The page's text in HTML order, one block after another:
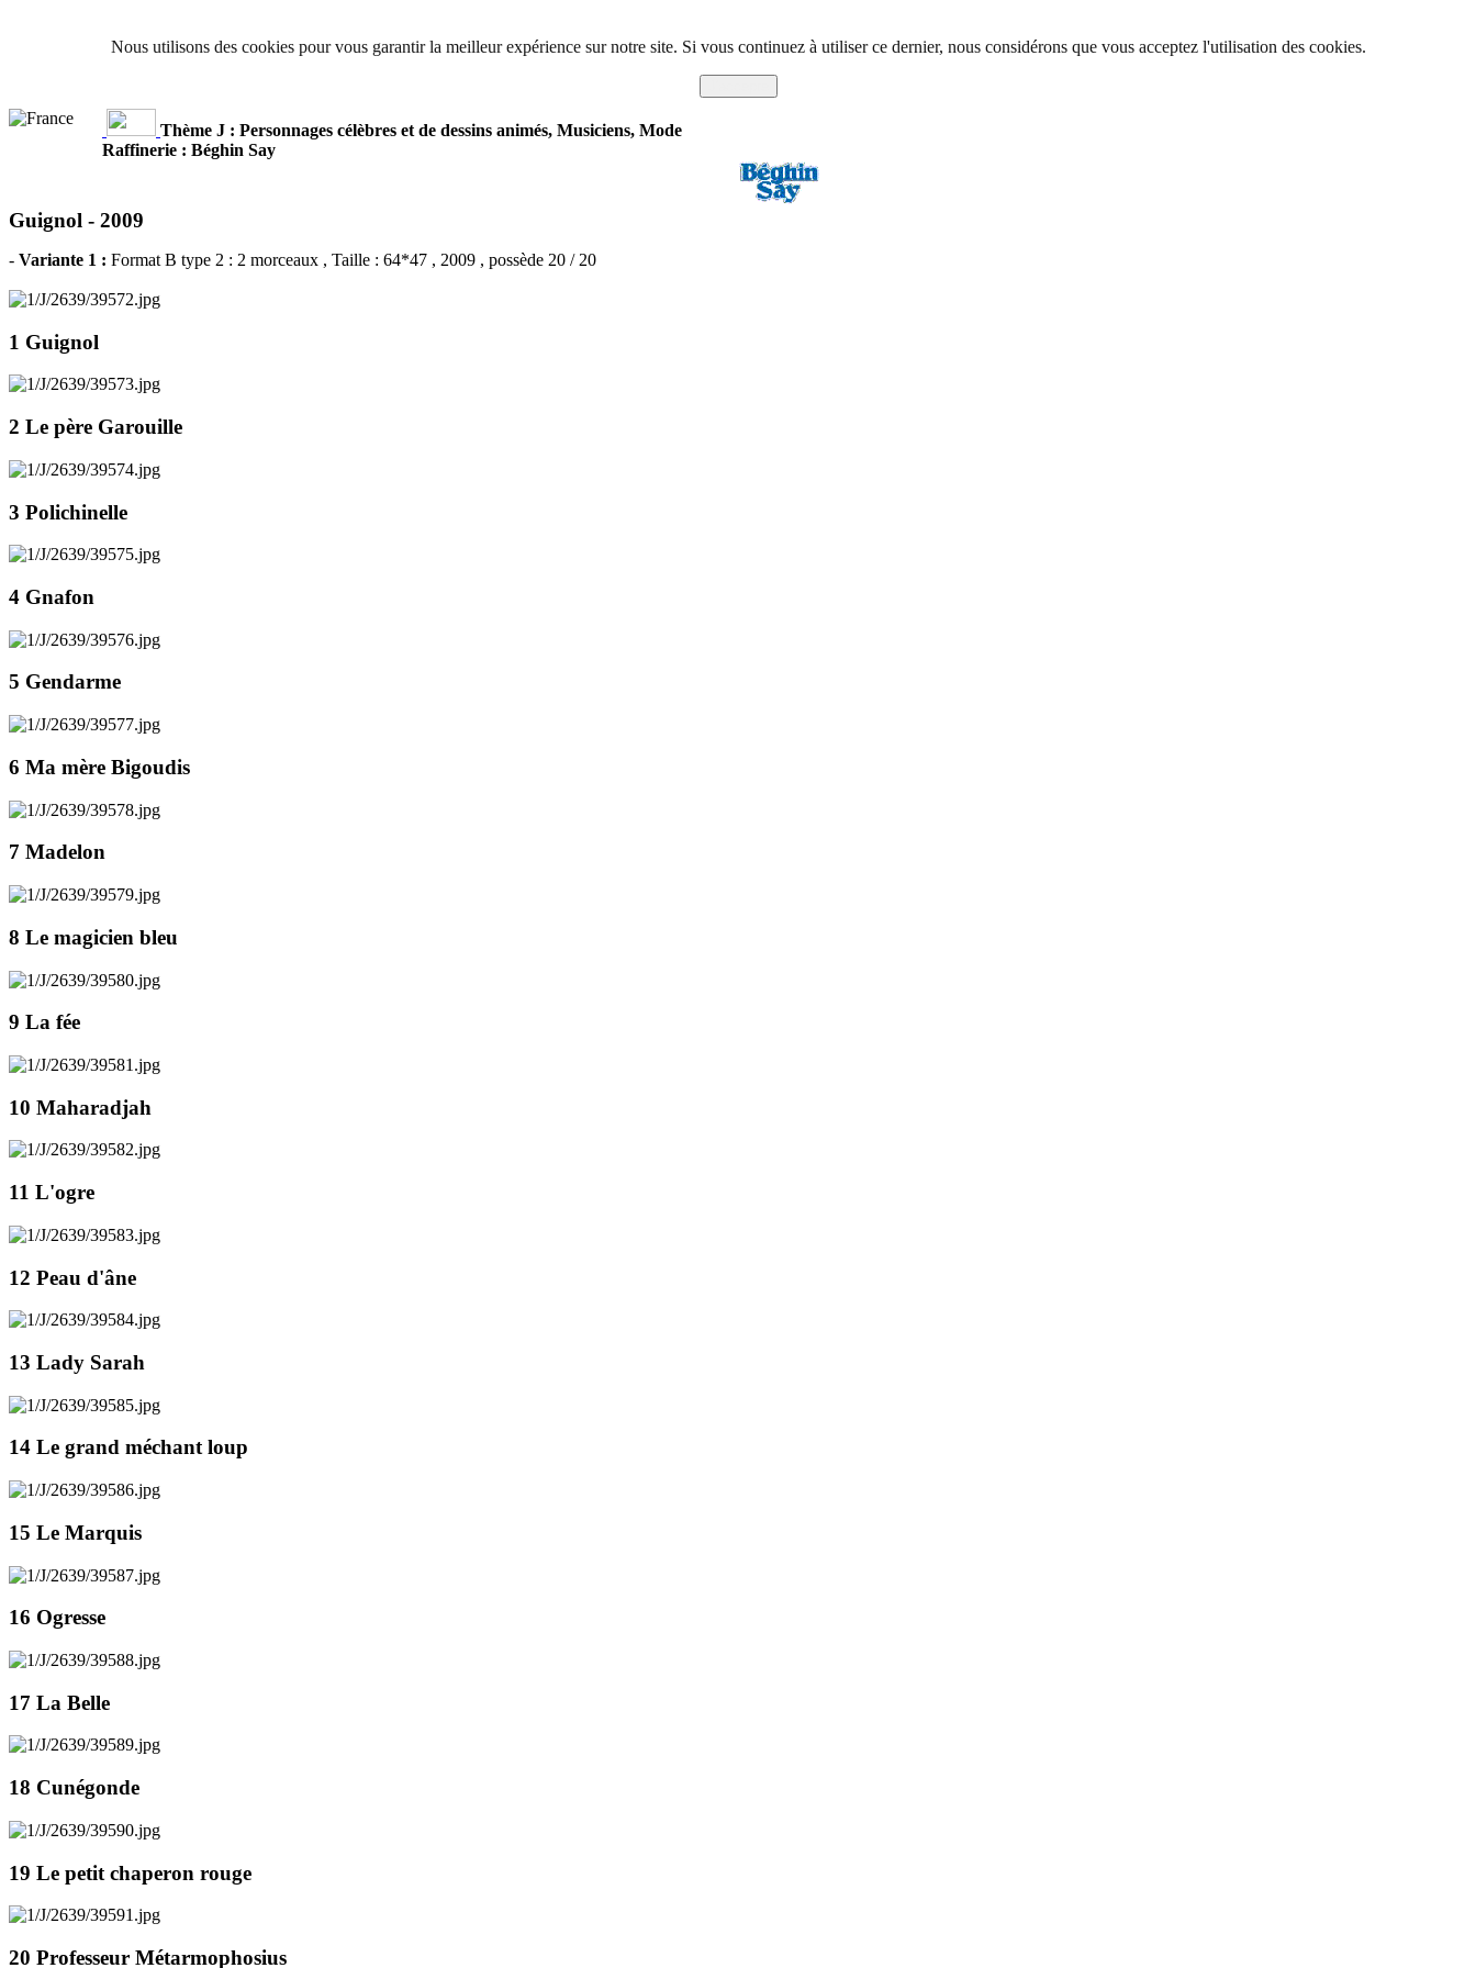
Nous utilisons des cookies pour vous garantir la meilleur expérience sur notre site. Si vous continuez à utiliser ce dernier, nous considérons que vous acceptez l'utilisation des cookies.
Thème J : Personnages célèbres et de dessins animés, Musiciens, Mode
Raffinerie : Béghin Say
Guignol - 2009
- Variante 1 : Format B type 2 : 2 morceaux , Taille : 64*47 , 2009 , possède 20 / 20
1 Guignol
2 Le père Garouille
3 Polichinelle
4 Gnafon
5 Gendarme
6 Ma mère Bigoudis
7 Madelon
8 Le magicien bleu
9 La fée
10 Maharadjah
11 L'ogre
12 Peau d'âne
13 Lady Sarah
14 Le grand méchant loup
15 Le Marquis
16 Ogresse
17 La Belle
18 Cunégonde
19 Le petit chaperon rouge
20 Professeur Métarmophosius